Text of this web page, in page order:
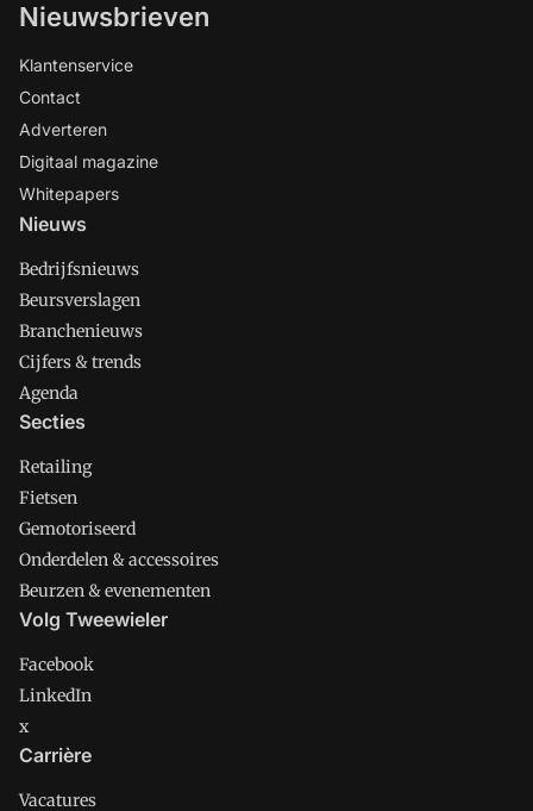
Nieuwsbrieven
Klantenservice
Contact
Adverteren
Digitaal magazine
Whitepapers
Nieuws
Bedrijfsnieuws
Beursverslagen
Branchenieuws
Cijfers & trends
Agenda
Secties
Retailing
Fietsen
Gemotoriseerd
Onderdelen & accessoires
Beurzen & evenementen
Volg Tweewieler
Facebook
LinkedIn
x
Carrière
Vacatures